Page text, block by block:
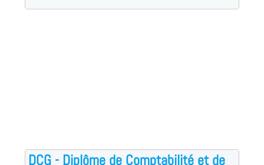
DCG - Diplôme de Comptabilité et de